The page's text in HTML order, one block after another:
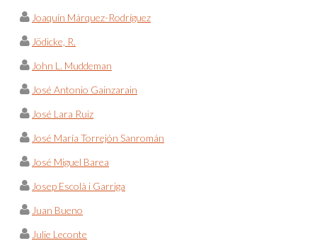
Joaquín Márquez-Rodríguez
Jödicke, R.
John L. Muddeman
José Antonio Gainzarain
José Lara Ruiz
José María Torrejón Sanromán
José Miguel Barea
Josep Escolà i Garriga
Juan Bueno
Julie Leconte